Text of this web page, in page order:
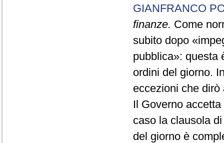
GIANFRANCO
finanze. Come
subito dopo
pubblica»: questa
ordini del giorno.
eccezioni che
Il Governo
caso la clausola
del giorno è